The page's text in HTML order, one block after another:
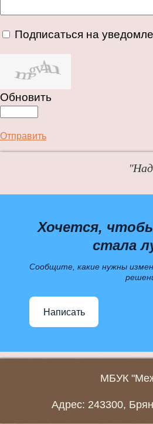
Подписаться на
Обновить
Отправить
Хочется,
стала
Сообщите, какие нужны
Написать
МБУК
Адрес: 243300,